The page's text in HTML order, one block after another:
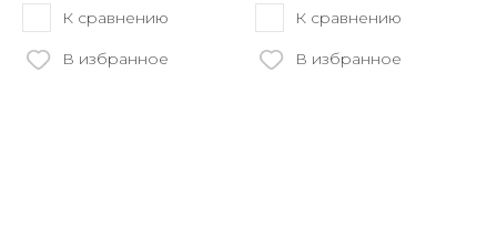
К сравнению
В избранное
К сравнению
В избранное